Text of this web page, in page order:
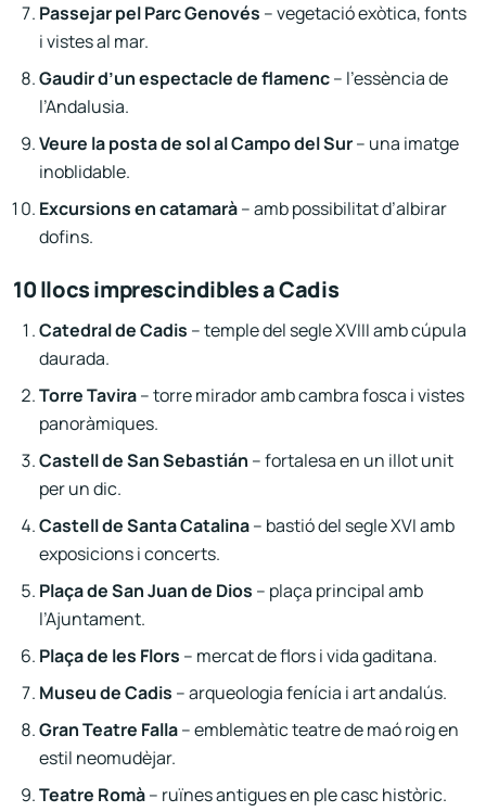
Passejar pel Parc Genovés – vegetació exòtica, fonts
i vistes al mar.
Gaudir d’un espectacle de flamenc– l’essència de
l’Andalusia.
Veure la posta de sol al Campo del Sur– una imatge
inoblidable.
Excursions en catamarà– amb possibilitat d’albirar
dofins.
10 llocs imprescindibles a Cadis
Catedral de Cadis – temple del segle XVIII amb cúpula
daurada.
Torre Tavira– torre mirador amb cambra fosca i vistes
panoràmiques.
Castell de San Sebastián – fortalesa en un illot unit
per un dic.
Castell de Santa Catalina– bastió del segle XVI amb
exposicions i concerts.
Plaça de San Juan de Dios – plaça principal amb
l’Ajuntament.
Plaça de les Flors – mercat de flors i vida gaditana.
Museu de Cadis – arqueologia fenícia i art andalús.
Gran Teatre Falla– emblemàtic teatre de maó roig en
estil neomudèjar.
Teatre Romà– ruïnes antigues en ple casc històric.